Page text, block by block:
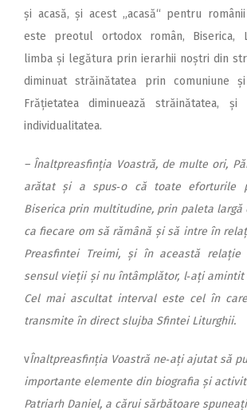
și acasă, și acest „acasă“ pentru
este preotul ortodox român, Biserica,
limba și legătura prin ierarhii noștri din
diminuat străinătatea prin comuniune
Frățietatea diminuează străinătatea, și
individualitatea.
– Înaltpreasfinția Voastră, de multe ori,
arătat și a spus‑o că toate eforturile
Biserica prin multitudine, prin paleta
ca fiecare om să rămână și să intre în
Preasfintei Treimi, și în această relație
sensul vieții și nu întâmplător, l‑ați amintit
Cel mai ascultat interval este cel în
transmite în direct slujba Sfintei Liturghii.
vÎnaltpreasfinția Voastră ne‑ați ajutat să
importante elemente din biografia și
Patriarh Daniel, a cărui sărbătoare